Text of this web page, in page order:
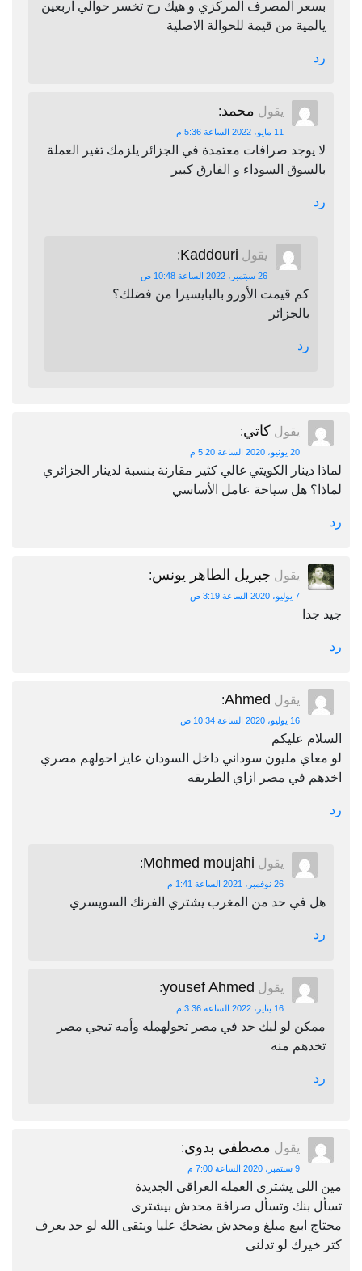
بسعر المصرف المركزي و هيك رح تخسر حوالي اربعين
يالمية من قيمة للحوالة الاصلية
رد
يقول محمد:
11 مايو، 2022 الساعة 5:36 م
لا يوجد صرافات معتمدة في الجزائر يلزمك تغير العملة
بالسوق السوداء و الفارق كبير
رد
يقول Kaddouri
:
26 سبتمبر، 2022 الساعة 10:48 ص
كم قيمت الأورو بالبايسيرا من فضلك؟
بالجزائر
رد
يقول كاتي:
20 يونيو، 2020 الساعة 5:20 م
لماذا دينار الكويتي غالي كثير مقارنة بنسبة لدينار الجزائري
لماذا؟ هل سياحة عامل الأساسي
رد
يقول جبريل الطاهر يونس:
7 يوليو، 2020 الساعة 3:19 ص
جيد جدا
رد
يقول Ahmed
:
16 يوليو، 2020 الساعة 10:34 ص
السلام عليكم
لو معاي مليون سوداني داخل السودان عايز احولهم مصري
اخدهم في مصر ازاي الطريقه
رد
يقول Mohmed moujahi
:
26 نوفمبر، 2021 الساعة 1:41 م
هل في حد من المغرب يشتري الفرنك السويسري
رد
يقول yousef Ahmed
:
16 يناير، 2022 الساعة 3:36 م
ممكن لو ليك حد في مصر تحولهمله وأمه تيجي مصر
تخدهم منه
رد
يقول مصطفى بدوى:
9 سبتمبر، 2020 الساعة 7:00 م
مين اللى يشترى العمله العراقى الجديدة
تسأل بنك وتسأل صرافة محدش بيشترى
محتاج ابيع مبلغ ومحدش يضحك عليا ويتقى الله لو حد يعرف
كتر خيرك لو تدلنى